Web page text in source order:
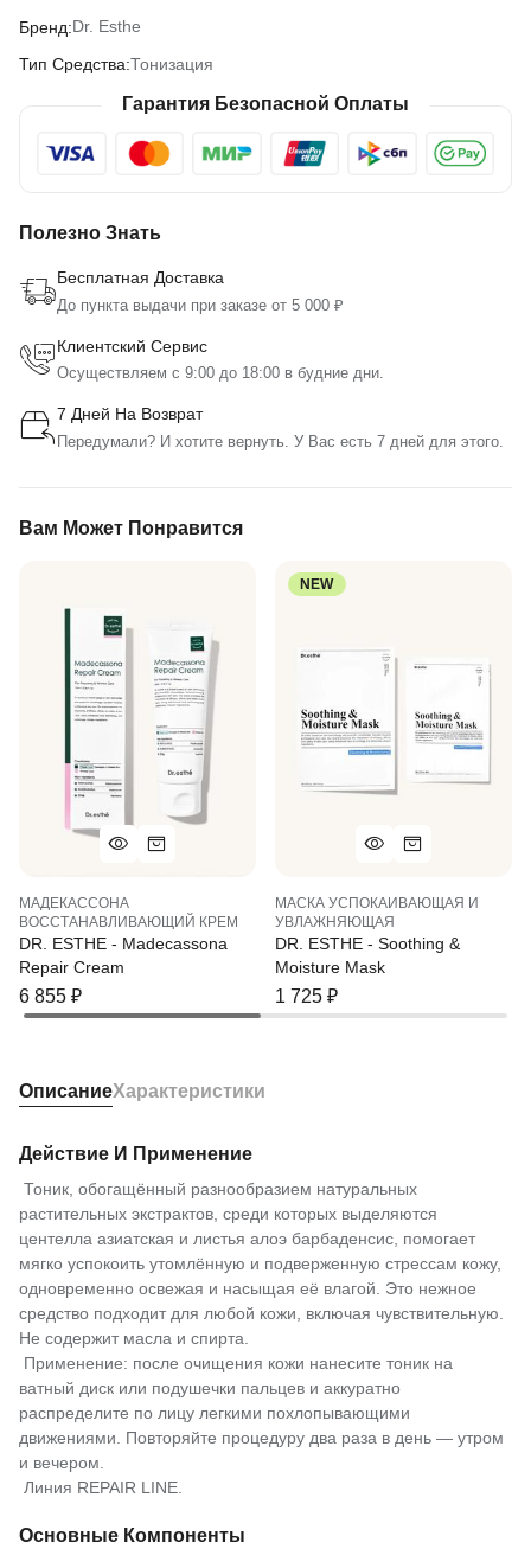
Бренд:Dr. Esthe
Тип Средства:Тонизация
Гарантия Безопасной Оплаты
Полезно Знать
Бесплатная Доставка
До пункта выдачи при заказе от 5 000 ₽
Клиентский Сервис
Осуществляем с 9:00 до 18:00 в будние дни.
7 Дней На Возврат
Передумали? И хотите вернуть. У Вас есть 7 дней для этого.
Вам Может Понравится
МАДЕКАССОНА
ВОССТАНАВЛИВАЮЩИЙ КРЕМ
DR. ESTHE - Madecassona
Repair Cream
6 855 ₽
NEW
МАСКА УСПОКАИВАЮЩАЯ И
УВЛАЖНЯЮЩАЯ
DR. ESTHE - Soothing &
Moisture Mask
1 725 ₽
ОписаниеХарактеристики
Действие И Применение
Тоник, обогащённый разнообразием натуральных
растительных экстрактов, среди которых выделяются
центелла азиатская и листья алоэ барбаденсис, помогает
мягко успокоить утомлённую и подверженную стрессам кожу,
одновременно освежая и насыщая её влагой. Это нежное
средство подходит для любой кожи, включая чувствительную.
Не содержит масла и спирта.
Применение: после очищения кожи нанесите тоник на
ватный диск или подушечки пальцев и аккуратно
распределите по лицу легкими похлопывающими
движениями. Повторяйте процедуру два раза в день — утром
и вечером.
Линия REPAIR LINE.
Основные Компоненты